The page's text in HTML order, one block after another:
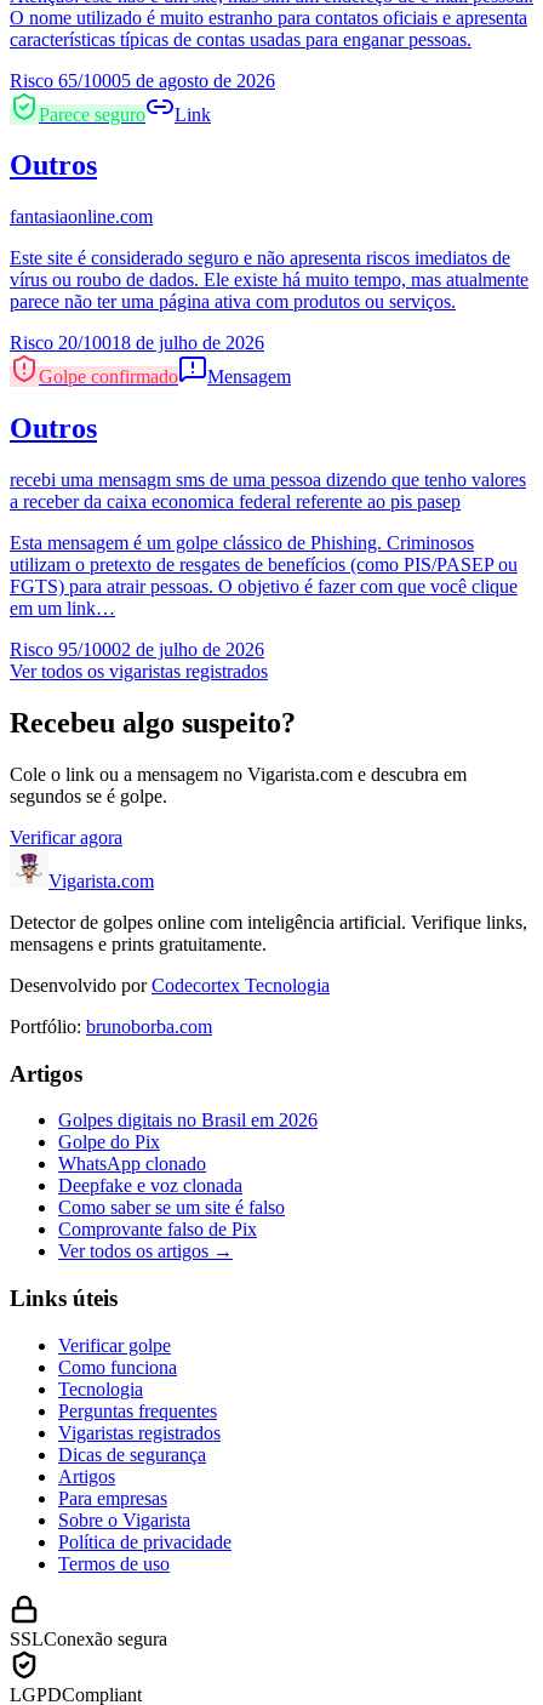
O nome utilizado é muito estranho para contatos oficiais e apresenta
características típicas de contas usadas para enganar pessoas.
Risco 65/10005 de agosto de 2026
Parece seguro
Link
Outros
fantasiaonline.com
Este site é considerado seguro e não apresenta riscos imediatos de
vírus ou roubo de dados. Ele existe há muito tempo, mas atualmente
parece não ter uma página ativa com produtos ou serviços.
Risco 20/10018 de julho de 2026
Golpe confirmado
Mensagem
Outros
recebi uma mensagm sms de uma pessoa dizendo que tenho valores
a receber da caixa economica federal referente ao pis pasep
Esta mensagem é um golpe clássico de Phishing. Criminosos
utilizam o pretexto de resgates de benefícios (como PIS/PASEP ou
FGTS) para atrair pessoas. O objetivo é fazer com que você clique
em um link…
Risco 95/10002 de julho de 2026
Ver todos os vigaristas registrados
Recebeu algo suspeito?
Cole o link ou a mensagem no Vigarista.com e descubra em
segundos se é golpe.
Verificar agora
Vigarista.com
Detector de golpes online com inteligência artificial. Verifique links,
mensagens e prints gratuitamente.
Desenvolvido por Codecortex Tecnologia
Portfólio: brunoborba.com
Artigos
Golpes digitais no Brasil em 2026
Golpe do Pix
WhatsApp clonado
Deepfake e voz clonada
Como saber se um site é falso
Comprovante falso de Pix
Ver todos os artigos →
Links úteis
Verificar golpe
Como funciona
Tecnologia
Perguntas frequentes
Vigaristas registrados
Dicas de segurança
Artigos
Para empresas
Sobre o Vigarista
Política de privacidade
Termos de uso
SSLConexão segura
LGPDCompliant